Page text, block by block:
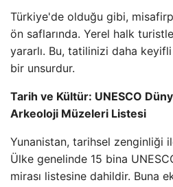
Türkiye'de olduğu gibi,
ön saflarında. Yerel halk
yararlı. Bu, tatilinizi daha
bir unsurdur.
Tarih ve Kültür: UNESCO
Arkeoloji Müzeleri Listesi
Yunanistan, tarihsel zenginliği
Ülke genelinde 15 bina
mirası listesine dahildir. Buna